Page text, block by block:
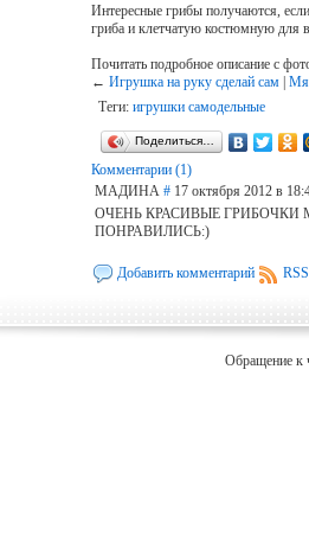
Интересные грибы получаются,
гриба и клетчатую костюмную для
Почитать подробное описание с
← Игрушка на руку сделай сам|
Теги: игрушки самодельные
Поделиться…
Комментарии (1)
МАДИНА # 17 октября 2012 в
ОЧЕНЬ КРАСИВЫЕ
ПОНРАВИЛИСЬ:)
Добавить комментарий
Обращение к